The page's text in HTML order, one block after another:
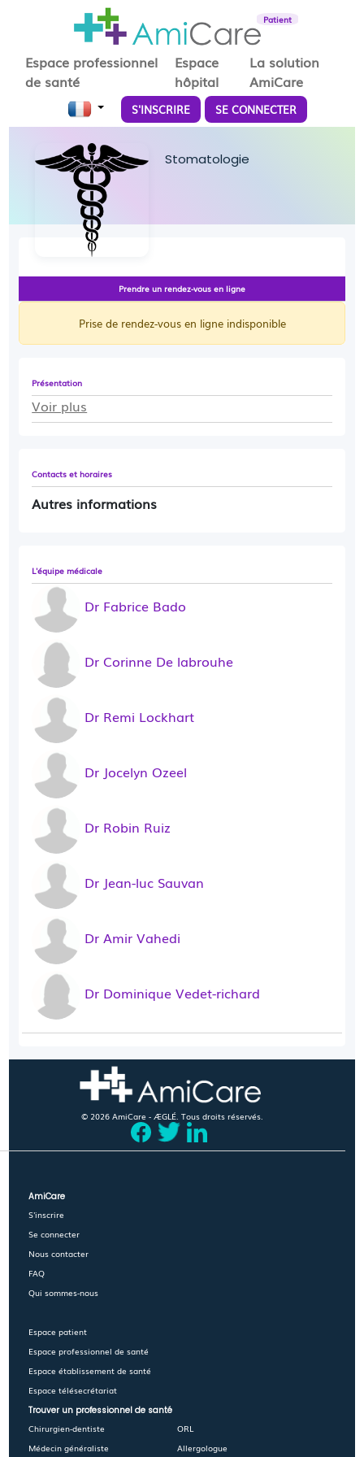
Patient
Espace professionnel
de santé
Espace
hôpital
La solution
AmiCare
S'INSCRIRE SE CONNECTER
Stomatologie
Présentation
Voir plus
Contacts et horaires
Autres informations
L'équipe médicale
Dr Fabrice Bado
Dr Corinne De labrouhe
Dr Remi Lockhart
Dr Jocelyn Ozeel
Dr Robin Ruiz
Dr Jean-luc Sauvan
Dr Amir Vahedi
Dr Dominique Vedet-richard
Prendre un rendez-vous en ligne
Prise de rendez-vous en ligne indisponible
© 2026 AmiCare - ÆGLÉ. Tous droits réservés.
AmiCare
S'inscrire
Se connecter
Nous contacter
FAQ
Qui sommes-nous
Espace patient
Espace professionnel de santé
Espace établissement de santé
Espace télésecrétariat
Trouver un professionnel de santé
Chirurgien-dentiste
Médecin généraliste
ORL
Allergologue